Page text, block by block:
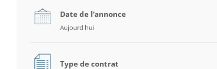
Date de l’annonce
Aujourd'hui
Type de contrat